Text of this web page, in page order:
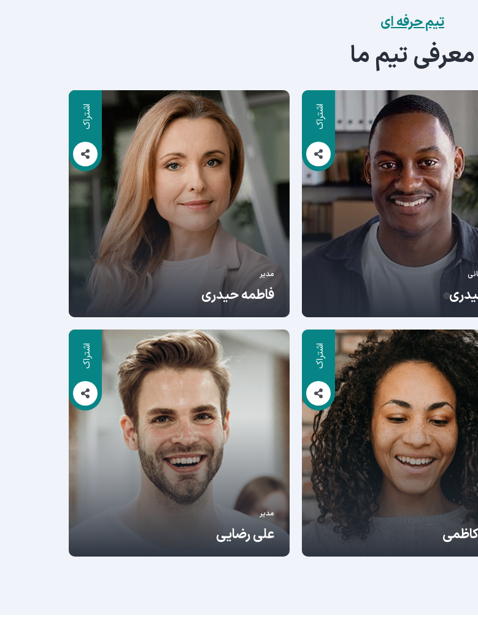
تیم حرفه ای
معرفی تیم ما
اشتراک اشتراک
مدیر
فاطمه حیدری
اشتراک اشتراک
مدیر
علی رضایی